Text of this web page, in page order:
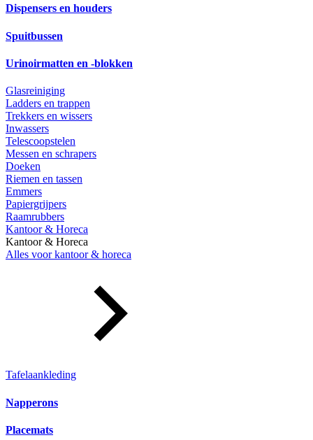
Dispensers en houders
Spuitbussen
Urinoirmatten en -blokken
Glasreiniging
Ladders en trappen
Trekkers en wissers
Inwassers
Telescoopstelen
Messen en schrapers
Doeken
Riemen en tassen
Emmers
Papiergrijpers
Raamrubbers
Kantoor & Horeca
Kantoor & Horeca
Alles voor kantoor & horeca
Tafelaankleding
Napperons
Placemats